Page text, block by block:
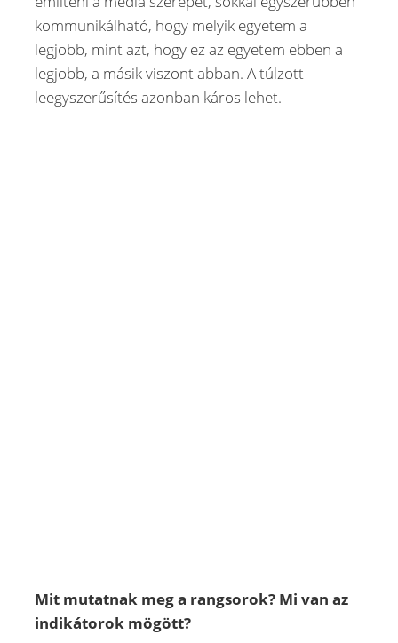
kommunikálható, hogy melyik egyetem a
legjobb, mint azt, hogy ez az egyetem ebben a
legjobb, a másik viszont abban. A túlzott
leegyszerűsítés azonban káros lehet.
Mit mutatnak meg a rangsorok? Mi van az
indikátorok mögött?